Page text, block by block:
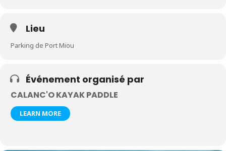
Lieu
Parking de Port Miou
Événement organisé par
CALANC'O KAYAK PADDLE
LEARN MORE